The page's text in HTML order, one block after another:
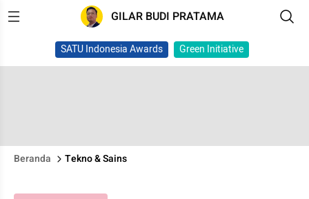
GILAR BUDI PRATAMA
SATU Indonesia Awards Green Initiative
Beranda Tekno & Sains